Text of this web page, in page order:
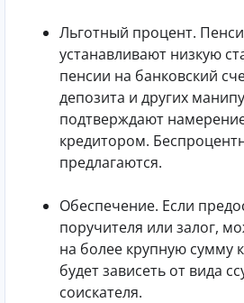
Льготный процент.
устанавливают низкую
пенсии на банковский
депозита и других
подтверждают
кредитором.
предлагаются.
Обеспечение. Если
поручителя или залог,
на более крупную сумму
будет зависеть от вида
соискателя.